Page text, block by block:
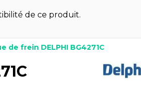
de ce produit.
de frein DELPHI BG4271C